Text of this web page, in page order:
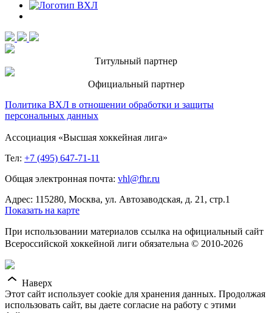
Титульный партнер
Официальный партнер
Политика ВХЛ в отношении обработки и защиты
персональных данных
Ассоциация «Высшая хоккейная лига»
Тел: +7 (495) 647-71-11
Общая электронная почта: vhl@fhr.ru
Адрес: 115280, Москва, ул. Автозаводская, д. 21, стр.1
Показать на карте
При использовании материалов ссылка на официальный сайт
Всероссийской хоккейной лиги обязательна © 2010-2026
Наверх
Этот сайт использует cookie для хранения данных. Продолжая
использовать сайт, вы даете согласие на работу с этими